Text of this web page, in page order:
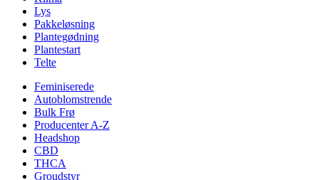
Lys
Pakkeløsning
Plantegødning
Plantestart
Telte
Feminiserede
Autoblomstrende
Bulk Frø
Producenter A-Z
Headshop
CBD
THCA
Groudstyr